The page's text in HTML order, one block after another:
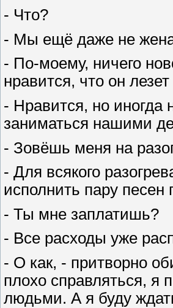
- Что?
- Мы ещё даже не
- По-моему, ничего
нравится, что он
- Нравится, но иногда
заниматься нашими
- Зовёшь меня на
- Для всякого
исполнить пару песен
- Ты мне заплатишь?
- Все расходы уже
- О как, - притворно
плохо справляться, я
людьми. А я буду